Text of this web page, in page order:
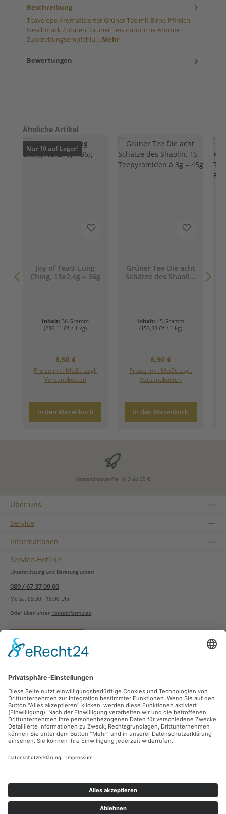
Beschreibung
Teavelope Aromatisierter Grüner Tee mit Birne-Pfirsich-
Geschmack Zutaten: Grüner Tee, natürliche Aromen
Zubereitungsempfehlu… Mehr
Bewertungen
Produktgalerie überspringen
Ähnliche Artikel
Nur 10 auf Lager!
Joy of Tea® Lung
Ching, 15x2,4g = 36g
Inhalt: 36 Gramm
(236,11 €* / 1 kg)
Regulärer Preis:
8,50 €
Preise inkl. MwSt. zzgl.
Versandkosten
In den Warenkorb
Grüner Tee Die acht
Schätze des Shaolin,
Inhalt: 45 Gramm
(153,33 €* / 1 kg)
Regulärer Preis:
6,90 €
Preise inkl. MwSt. zzgl.
Versandkosten
In den Warenkorb
Versandkostenfrei in D ab 35 €
Über uns
Service
Informationen
Service-Hotline
Unterstützung und Beratung unter:
089 / 67 37 09 00
Mo-Sa, 09:30 - 18:00 Uhr
Oder über unser Kontaktformular
Vertrag widerrufen
Zahlungsarten
Sicher Einkaufen
Ladengeschäft
Newsletter
Facebook Instagram